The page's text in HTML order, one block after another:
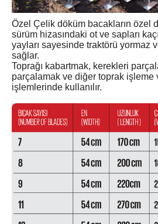
Özel Çelik döküm bacakların özel
sürüm hizasındaki ot ve sapları
yayları sayesinde traktörü yormaz
sağlar.
Toprağı kabartmak, kerekleri
parçalamak ve diğer toprak işleme
işlemlerinde kullanılır.